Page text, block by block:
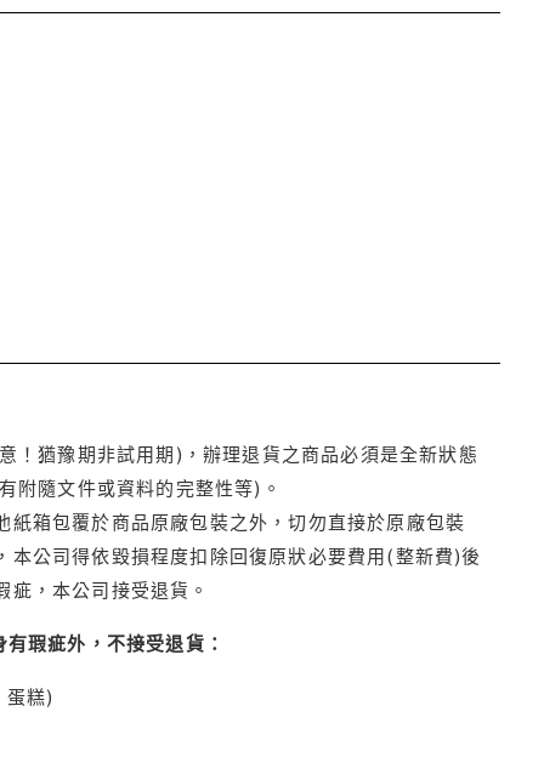
！猶豫期非試用期)，辦理退貨之商品必須是全新狀態
附隨文件或資料的完整性等)。
箱包覆於商品原廠包裝之外，切勿直接於原廠包裝
公司得依毀損程度扣除回復原狀必要費用(整新費)後
，本公司接受退貨。
瑕疵外，不接受退貨：
蛋糕)